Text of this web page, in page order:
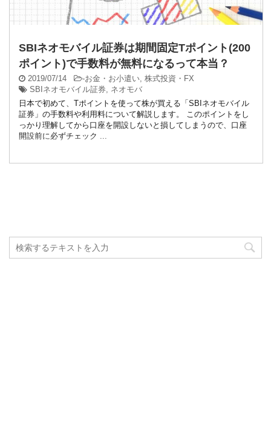
SBIネオモバイル証券は期間固定Tポイント(200
ポイント)で手数料が無料になるって本当？
2019/07/14 -お金・お小遣い 株式投資・FX
SBIネオモバイル証券
ネオモバ
日本で初めて、Tポイントを使って株が買える「SBIネオモバイル
証券」の手数料や利用料について解説します。 このポイントをし
っかり理解してから口座を開設しないと損してしまうので、口座
開設前に必ずチェック ...